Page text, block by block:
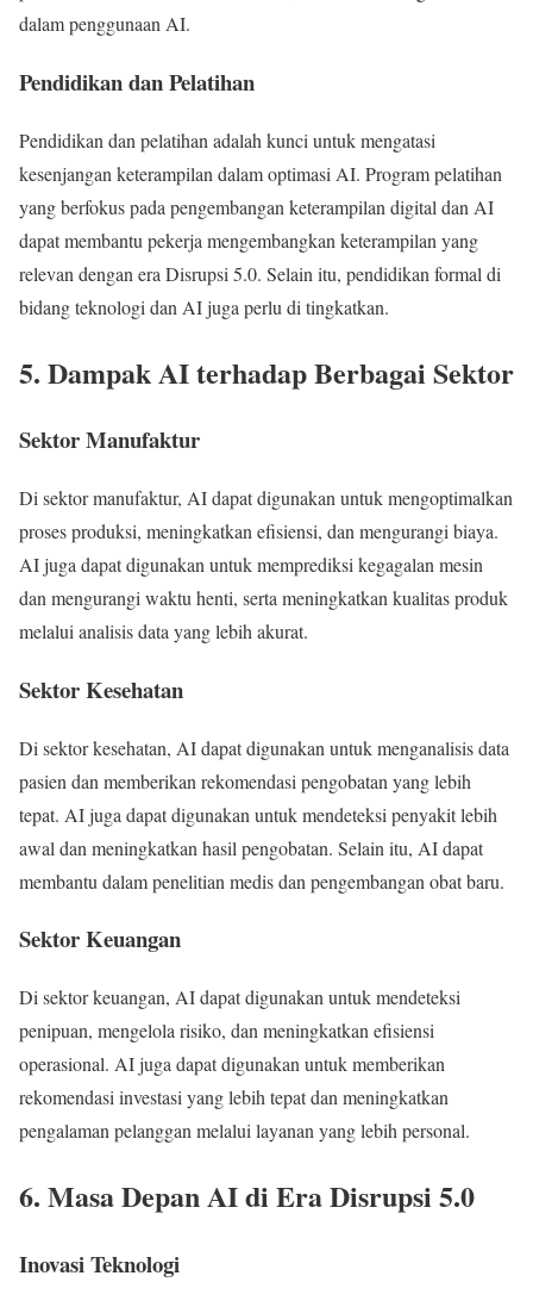
dalam penggunaan AI.
Pendidikan dan Pelatihan
Pendidikan dan pelatihan adalah kunci untuk mengatasi
kesenjangan keterampilan dalam optimasi AI. Program pelatihan
yang berfokus pada pengembangan keterampilan digital dan AI
dapat membantu pekerja mengembangkan keterampilan yang
relevan dengan era Disrupsi 5.0. Selain itu, pendidikan formal di
bidang teknologi dan AI juga perlu di tingkatkan.
5. Dampak AI terhadap Berbagai Sektor
Sektor Manufaktur
Di sektor manufaktur, AI dapat digunakan untuk mengoptimalkan
proses produksi, meningkatkan efisiensi, dan mengurangi biaya.
AI juga dapat digunakan untuk memprediksi kegagalan mesin
dan mengurangi waktu henti, serta meningkatkan kualitas produk
melalui analisis data yang lebih akurat.
Sektor Kesehatan
Di sektor kesehatan, AI dapat digunakan untuk menganalisis data
pasien dan memberikan rekomendasi pengobatan yang lebih
tepat. AI juga dapat digunakan untuk mendeteksi penyakit lebih
awal dan meningkatkan hasil pengobatan. Selain itu, AI dapat
membantu dalam penelitian medis dan pengembangan obat baru.
Sektor Keuangan
Di sektor keuangan, AI dapat digunakan untuk mendeteksi
penipuan, mengelola risiko, dan meningkatkan efisiensi
operasional. AI juga dapat digunakan untuk memberikan
rekomendasi investasi yang lebih tepat dan meningkatkan
pengalaman pelanggan melalui layanan yang lebih personal.
6. Masa Depan AI di Era Disrupsi 5.0
Inovasi Teknologi